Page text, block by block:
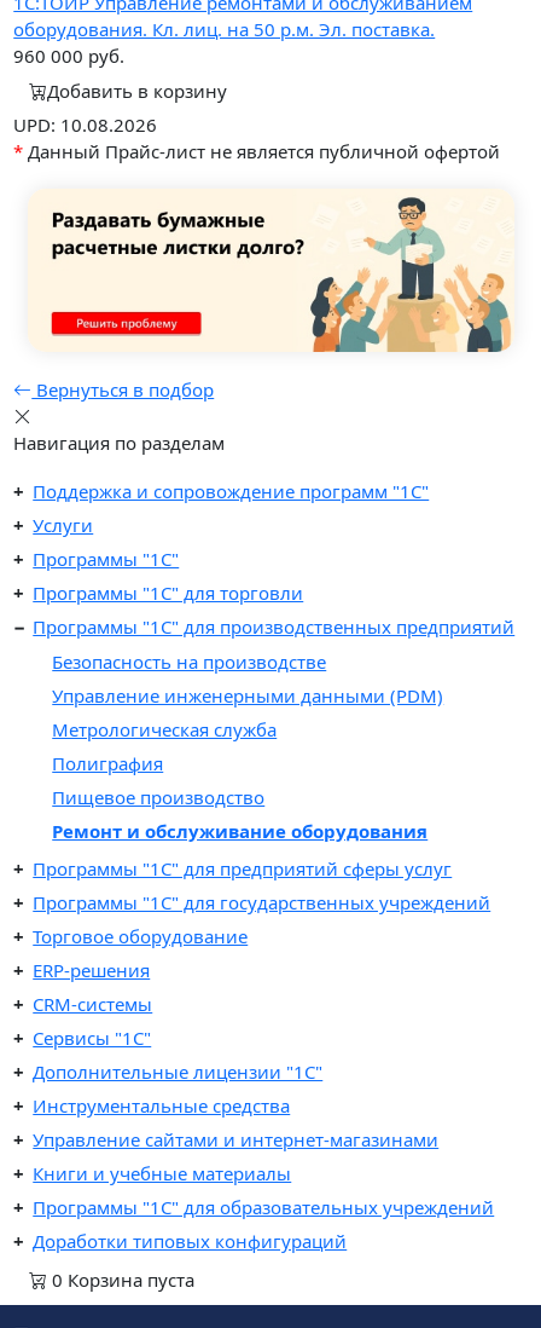
оборудования. Кл. лиц. на 50 р.м. Эл. поставка.
960 000 руб.
Добавить в корзину
UPD: 10.08.2026
* Данный Прайс-лист не является публичной офертой
Вернуться в подбор
Навигация по разделам
Поддержка и сопровождение программ "1С"
Услуги
Программы "1С"
Программы "1C" для торговли
Программы "1C" для производственных предприятий
Безопасность на производстве
Управление инженерными данными (PDM)
Метрологическая служба
Полиграфия
Пищевое производство
Ремонт и обслуживание оборудования
Программы "1C" для предприятий сферы услуг
Программы "1С" для государственных учреждений
Торговое оборудование
ERP-решения
CRM-системы
Сервисы "1С"
Дополнительные лицензии "1С"
Инструментальные средства
Управление сайтами и интернет-магазинами
Книги и учебные материалы
Программы "1С" для образовательных учреждений
Доработки типовых конфигураций
0 Корзина пуста